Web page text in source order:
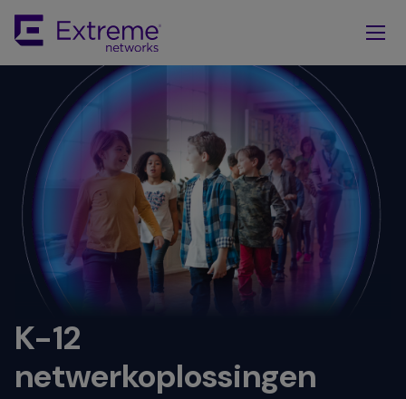
Main
Content
K-12
netwerkoplossingen